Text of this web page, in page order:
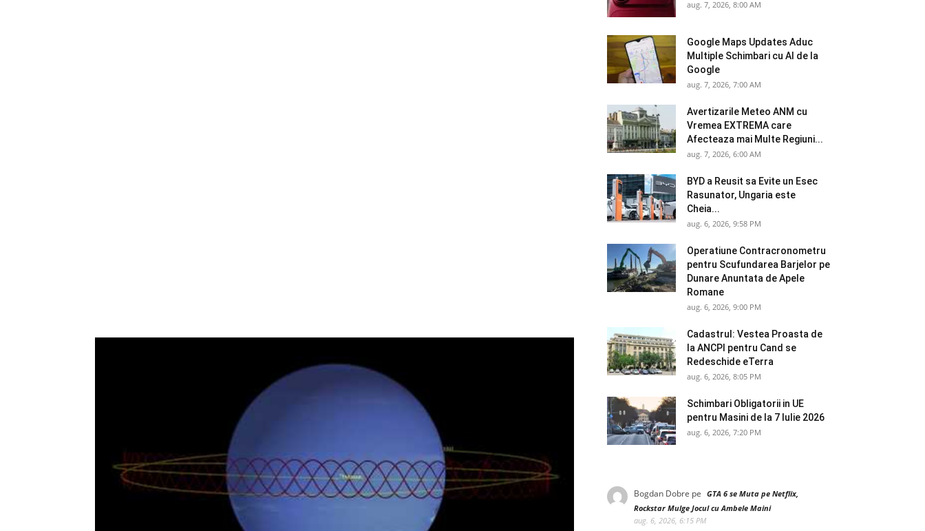
aug. 7, 2026, 8:00 AM
Google Maps Updates Aduc
Multiple Schimbari cu AI de la
Google
aug. 7, 2026, 7:00 AM
Avertizarile Meteo ANM cu
Vremea EXTREMA care
Afecteaza mai Multe Regiuni...
aug. 7, 2026, 6:00 AM
BYD a Reusit sa Evite un Esec
Rasunator, Ungaria este
Cheia...
aug. 6, 2026, 9:58 PM
Operatiune Contracronometru
pentru Scufundarea Barjelor pe
Dunare Anuntata de Apele
Romane
aug. 6, 2026, 9:00 PM
Cadastrul: Vestea Proasta de
la ANCPI pentru Cand se
Redeschide eTerra
aug. 6, 2026, 8:05 PM
Schimbari Obligatorii in UE
pentru Masini de la 7 Iulie 2026
aug. 6, 2026, 7:20 PM
Bogdan Dobre pe GTA 6 se Muta pe Netflix,
Rockstar Mulge Jocul cu Ambele Maini
aug. 6, 2026, 6:15 PM